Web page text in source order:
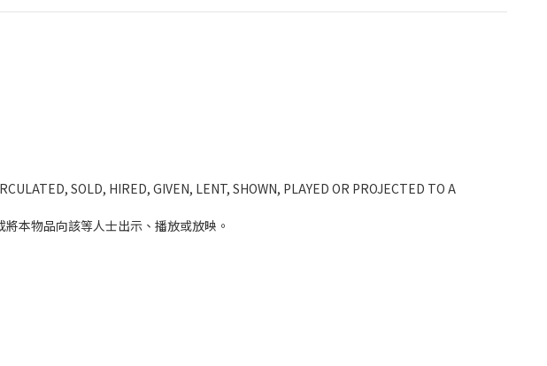
SOLD, HIRED, GIVEN, LENT, SHOWN, PLAYED OR PROJECTED TO A
本物品向該等人士出示、播放或放映。